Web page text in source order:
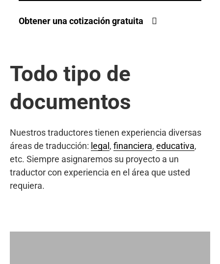
Obtener una cotización gratuita
Todo tipo de
documentos
Nuestros traductores tienen experiencia diversas
áreas de traducción: legal , financiera, educativa,
etc. Siempre asignaremos su proyecto a un
traductor con experiencia en el área que usted
requiera.